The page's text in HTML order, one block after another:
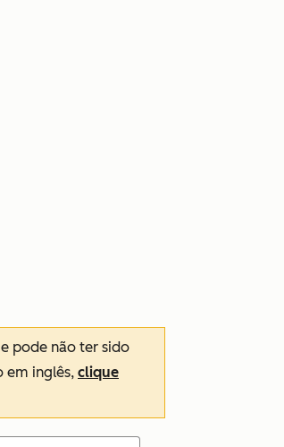
pode não ter sido
em inglês, clique